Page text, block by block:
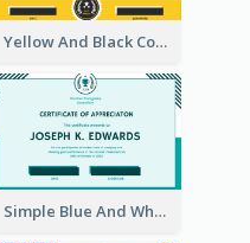
Yellow And Black Contrast Simple Certificate
Simple Blue And White Rectangle Certificate